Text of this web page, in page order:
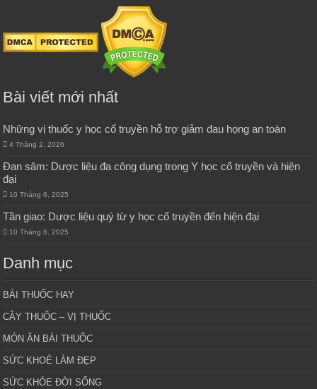
Bài viết mới nhất
Những vị thuốc y học cổ truyền hỗ trợ giảm đau họng an toàn
4 Tháng 2, 2026
Đan sâm: Dược liệu đa công dụng trong Y học cổ truyền và hiện
đại
10 Tháng 6, 2025
Tần giao: Dược liệu quý từ y học cổ truyền đến hiện đại
10 Tháng 6, 2025
Danh mục
BÀI THUỐC HAY
CÂY THUỐC – VỊ THUỐC
MÓN ĂN BÀI THUỐC
SỨC KHOẺ LÀM ĐẸP
SỨC KHỎE ĐỜI SỐNG